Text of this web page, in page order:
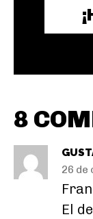
8
26 de
El